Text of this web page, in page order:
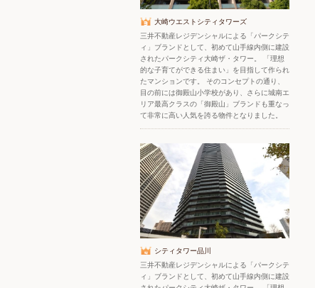
大崎ウエストシティタワーズ
三井不動産レジデンシャルによる「パークシテ
ィ」ブランドとして、初めて山手線内側に建設
されたパークシティ大崎ザ・タワー。 「理想
的な子育てができる住まい」を目指して作られ
たマンションです。 そのコンセプトの通り、
目の前には御殿山小学校があり、さらに城南エ
リア最高クラスの「御殿山」ブランドも重なっ
て非常に高い人気を誇る物件となりました。
シティタワー品川
三井不動産レジデンシャルによる「パークシテ
ィ」ブランドとして、初めて山手線内側に建設